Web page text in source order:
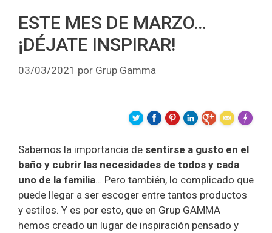
ESTE MES DE MARZO…
¡DÉJATE INSPIRAR!
03/03/2021 por Grup Gamma
Sabemos la importancia de sentirse a gusto en el
baño y cubrir las necesidades de todos y cada
uno de la familia… Pero también, lo complicado que
puede llegar a ser escoger entre tantos productos
y estilos. Y es por esto, que en Grup GAMMA
hemos creado un lugar de inspiración pensado y